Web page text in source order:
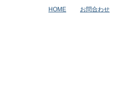
HOME お問合わせ